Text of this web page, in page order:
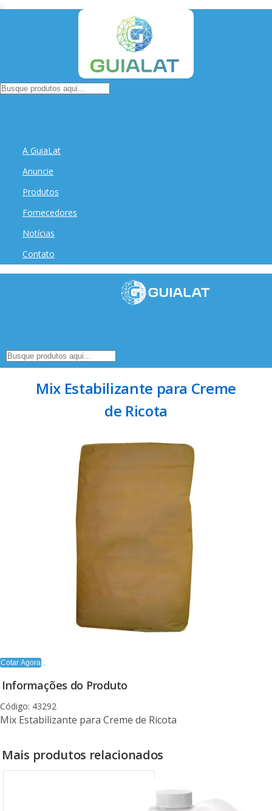
A GuiaLat
Anuncie
Produtos
Fornecedores
Notícias
Contato
Mix Estabilizante para Creme
de Ricota
Cotar Agora
Informações do Produto
Código: 43292
Mix Estabilizante para Creme de Ricota
Mais produtos relacionados